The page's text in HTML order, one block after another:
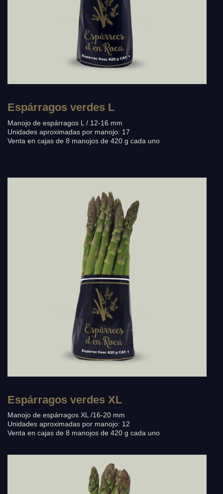
Espárragos verdes L
Manojo de espárragos L / 12-16 mm
Unidades aproximadas por manojo: 17
Venta en cajas de 8 manojos de 420 g cada uno
Espárragos verdes XL
Manojo de espárragos XL /16-20 mm
Unidades aproximadas por manojo: 12
Venta en cajas de 8 manojos de 420 g cada uno